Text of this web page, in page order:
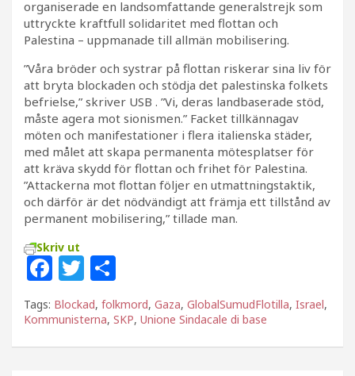
organiserade en landsomfattande generalstrejk som
uttryckte kraftfull solidaritet med flottan och
Palestina – uppmanade till allmän mobilisering.
”Våra bröder och systrar på flottan riskerar sina liv för
att bryta blockaden och stödja det palestinska folkets
befrielse,” skriver USB . ”Vi, deras landbaserade stöd,
måste agera mot sionismen.” Facket tillkännagav
möten och manifestationer i flera italienska städer,
med målet att skapa permanenta mötesplatser för
att kräva skydd för flottan och frihet för Palestina.
”Attackerna mot flottan följer en utmattningstaktik,
och därför är det nödvändigt att främja ett tillstånd av
permanent mobilisering,” tillade man.
Skriv ut
F
a
c
e
T
w
itt
e
el
a
Tags: Blockad, folkmord, Gaza, GlobalSumudFlotilla, Israel,
Kommunisterna, SKP, Unione Sindacale di base